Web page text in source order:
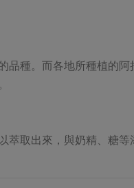
品種。而各地所種植的阿
萃取出來，與奶精、糖等